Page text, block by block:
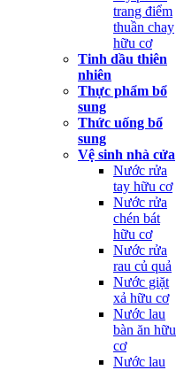
trang điểm
thuần chay
hữu cơ
Tinh dầu thiên
nhiên
Thực phẩm bổ
sung
Thức uống bổ
sung
Vệ sinh nhà cửa
Nước rửa
tay hữu cơ
Nước rửa
chén bát
hữu cơ
Nước rửa
rau củ quả
Nước giặt
xả hữu cơ
Nước lau
bàn ăn hữu
cơ
Nước lau